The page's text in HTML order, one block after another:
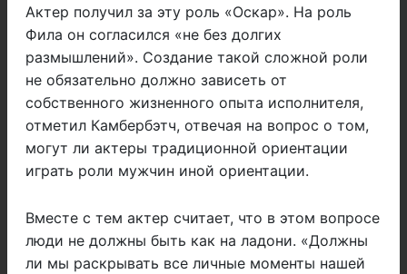
Актер получил за эту роль «Оскар». На роль
Фила он согласился «не без долгих
размышлений». Создание такой сложной роли
не обязательно должно зависеть от
собственного жизненного опыта исполнителя,
отметил Камбербэтч, отвечая на вопрос о том,
могут ли актеры традиционной ориентации
играть роли мужчин иной ориентации.
Вместе с тем актер считает, что в этом вопросе
люди не должны быть как на ладони. «Должны
ли мы раскрывать все личные моменты нашей